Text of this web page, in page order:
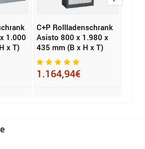
1.000
x T)
C+P Rollladenschrank
Asisto 800 x 1.980 x
435 mm (B x H x T)
1.164,94€